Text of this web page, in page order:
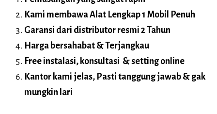
Kami membawa Alat Lengkap 1 Mobil Penuh
Garansi dari distributor resmi 2 Tahun
Harga bersahabat & Terjangkau
Free instalasi, konsultasi & setting online
Kantor kami jelas, Pasti tanggung jawab & gak
mungkin lari